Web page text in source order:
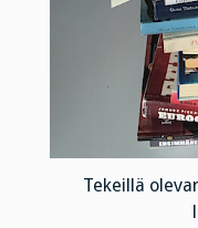
Tekeillä